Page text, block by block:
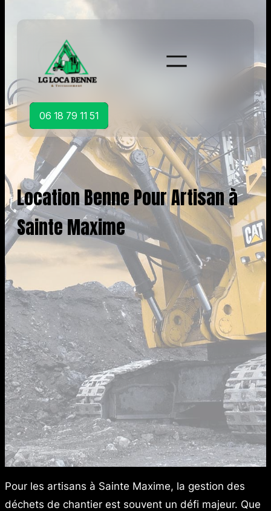
06 18 79 11 51
Location Benne Pour Artisan à
Sainte Maxime
Pour les artisans à Sainte Maxime, la gestion des
déchets de chantier est souvent un défi majeur. Que